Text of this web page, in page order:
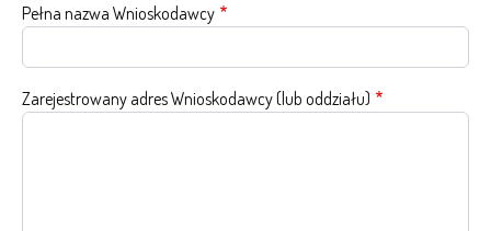
Pełna nazwa Wnioskodawcy
Zarejestrowany adres Wnioskodawcy (lub oddziału)